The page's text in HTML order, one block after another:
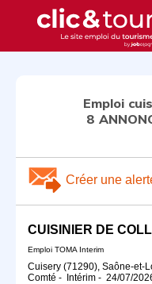
Emploi
8
Créer une
CUISINIER DE
Emploi TOMA Interim
Cuisery (71290), Saône-et-
Comté - Intérim - 24/07/